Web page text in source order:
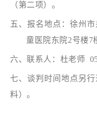
（第二项）。
五、报名地点：徐州
童医院东院2号楼7
六、联系人：杜老师
七、谈判时间地点另
料）。